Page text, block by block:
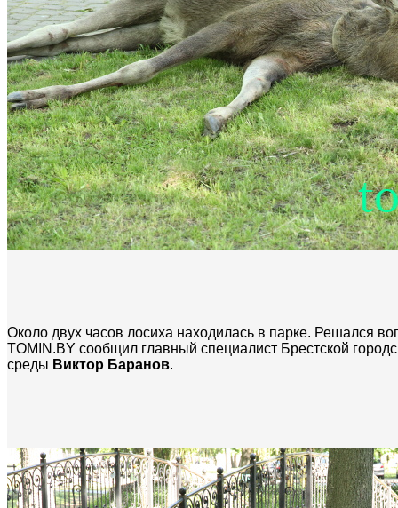
Около двух часов лосиха находилась в парке. Решался
TOMIN.BY сообщил главный специалист Брестской
среды Виктор Баранов.